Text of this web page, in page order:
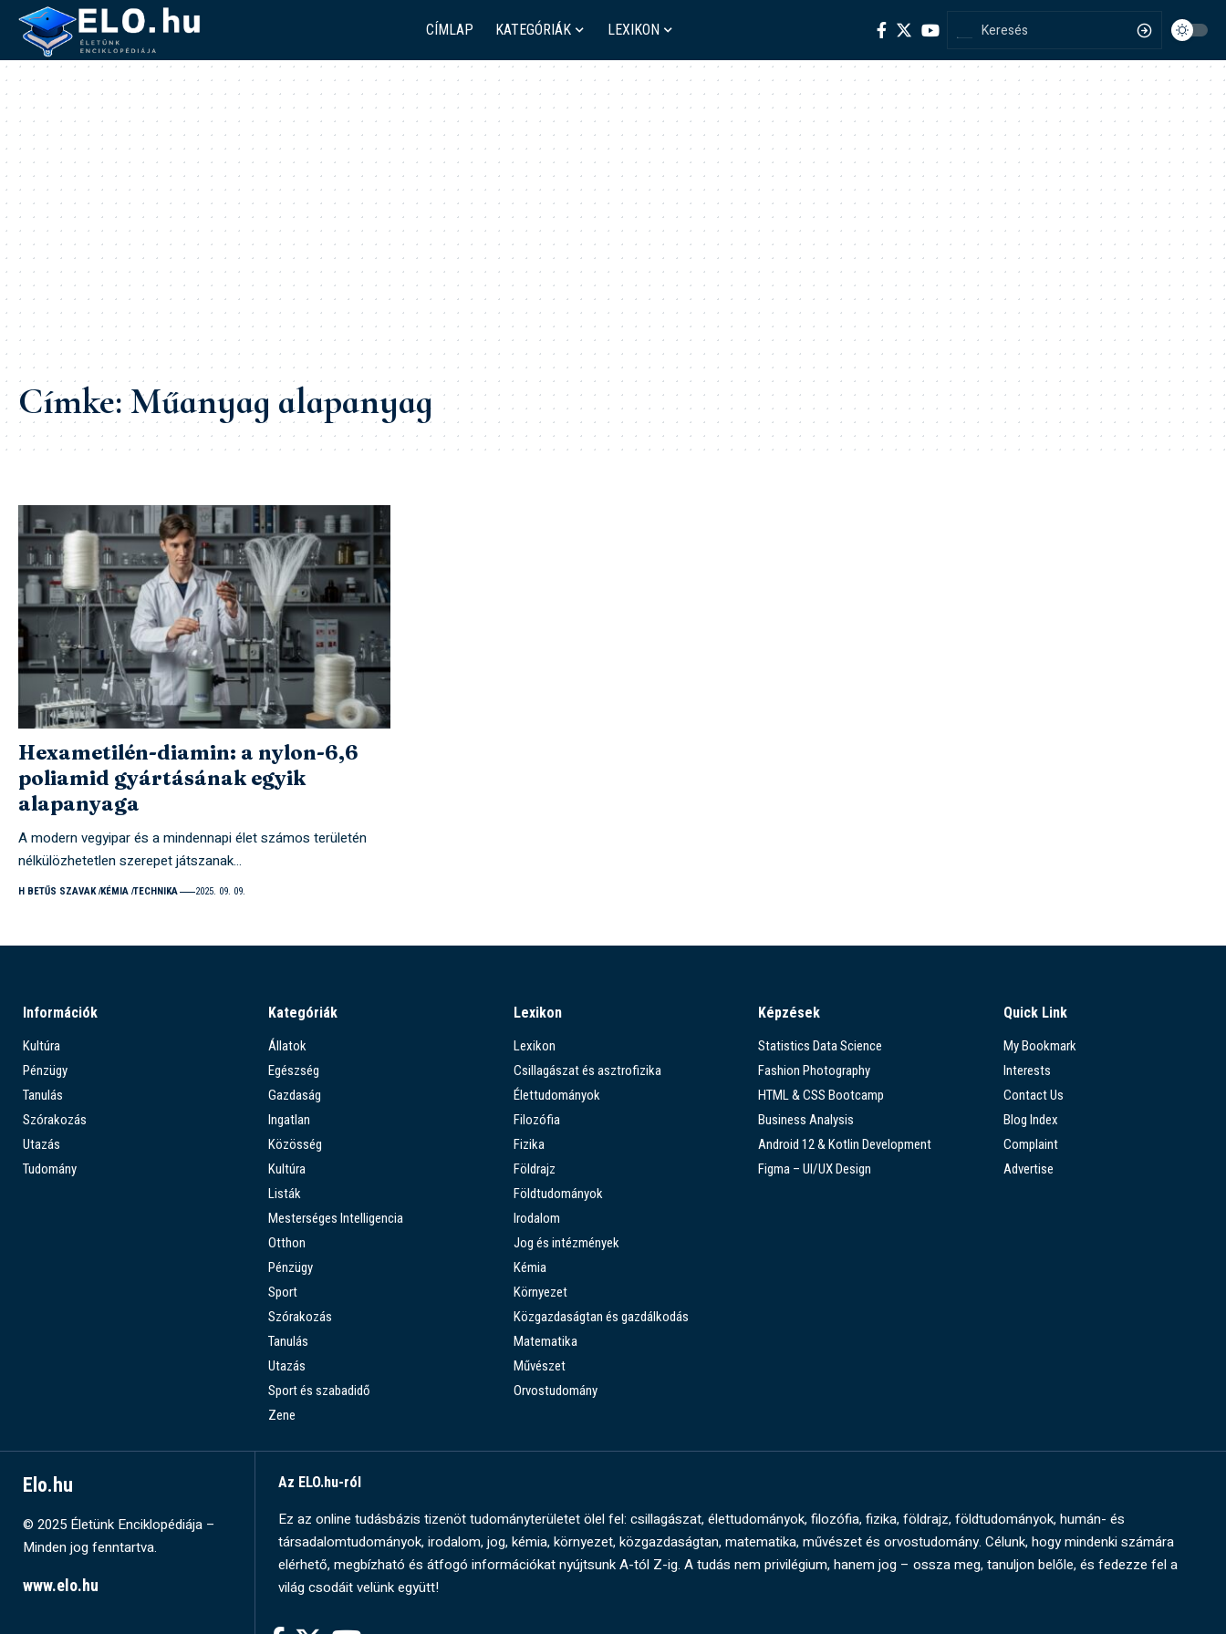
CÍMLAP KATEGÓRIÁK LEXIKON
Címke:Műanyag alapanyag
Hexametilén-diamin: a nylon-6,6
poliamid gyártásának egyik
alapanyaga
A modern vegyipar és a mindennapi élet számos területén
nélkülözhetetlen szerepet játszanak…
H BETŰS SZAVAK KÉMIA TECHNIKA 2025. 09. 09.
Információk
Kultúra
Pénzügy
Tanulás
Szórakozás
Utazás
Tudomány
Kategóriák
Állatok
Egészség
Gazdaság
Ingatlan
Közösség
Kultúra
Listák
Mesterséges Intelligencia
Otthon
Pénzügy
Sport
Szórakozás
Tanulás
Utazás
Sport és szabadidő
Zene
Lexikon
Lexikon
Csillagászat és asztrofizika
Élettudományok
Filozófia
Fizika
Földrajz
Földtudományok
Irodalom
Jog és intézmények
Kémia
Környezet
Közgazdaságtan és gazdálkodás
Matematika
Művészet
Orvostudomány
Képzések
Statistics Data Science
Fashion Photography
HTML & CSS Bootcamp
Business Analysis
Android 12 & Kotlin Development
Figma – UI/UX Design
Quick Link
My Bookmark
Interests
Contact Us
Blog Index
Complaint
Advertise
Elo.hu
© 2025 Életünk Enciklopédiája –
Minden jog fenntartva.
www.elo.hu
Az ELO.hu-ról
Ez az online tudásbázis tizenöt tudományterületet ölel fel: csillagászat, élettudományok, filozófia, fizika, földrajz, földtudományok, humán- és
társadalomtudományok, irodalom, jog, kémia, környezet, közgazdaságtan, matematika, művészet és orvostudomány. Célunk, hogy mindenki számára
elérhető, megbízható és átfogó információkat nyújtsunk A-tól Z-ig. A tudás nem privilégium, hanem jog – ossza meg, tanuljon belőle, és fedezze fel a
világ csodáit velünk együtt!